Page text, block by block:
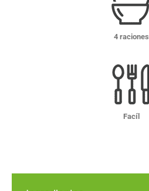
4 raciones
Facíl